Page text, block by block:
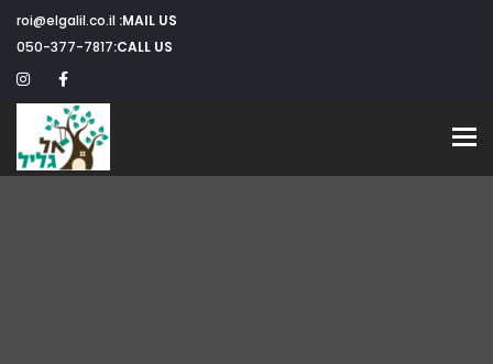
MAIL US:
CALL US:
050-377-7817
Toggle navigation